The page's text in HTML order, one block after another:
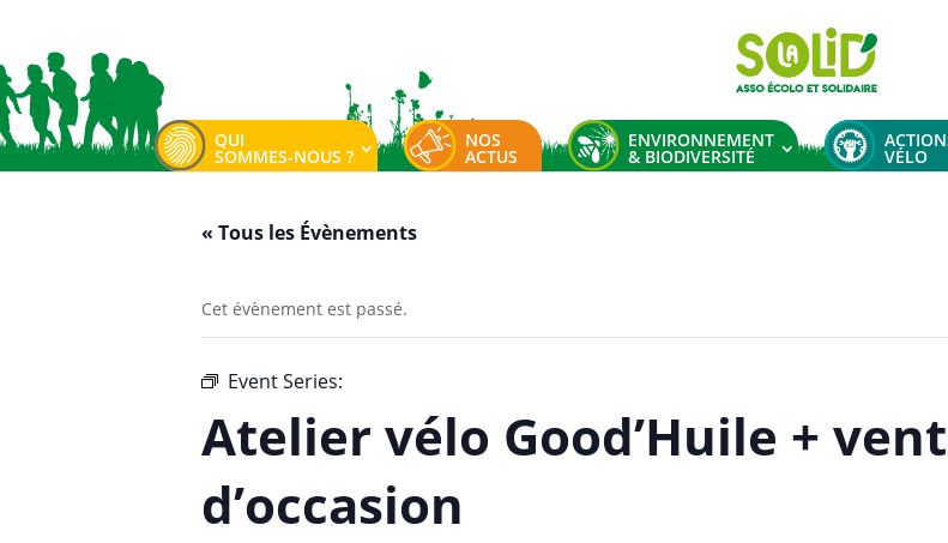
QUI
SOMMES-NOUS ?
NOS
ACTUS
ENVIRONNEMENT
& BIODIVERSITÉ VÉLO
« Tous les Évènements
Cet évènement est passé.
Event Series:
Atelier vélo Good’Huile +
d’occasion